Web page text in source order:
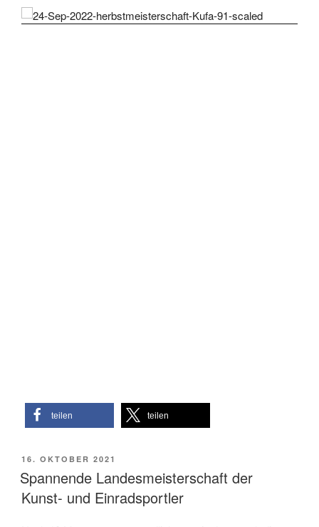
teilen teilen
VERÖFFENTLICHT
AM
16. OKTOBER 2021
Spannende Landesmeisterschaft der
Kunst- und Einradsportler